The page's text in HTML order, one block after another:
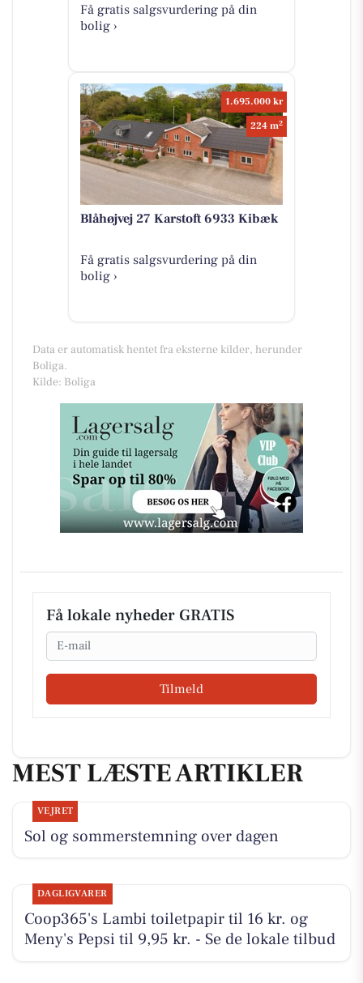
Få gratis salgsvurdering på din
bolig ›
1.695.000 kr
224 m2
Blåhøjvej 27 Karstoft 6933 Kibæk
Få gratis salgsvurdering på din
bolig ›
Data er automatisk hentet fra eksterne kilder, herunder
Boliga.
Kilde: Boliga
Få lokale nyheder GRATIS
Email
Tilmeld
MEST LÆSTE ARTIKLER
VEJRET
Sol og sommerstemning over dagen
DAGLIGVARER
Coop365's Lambi toiletpapir til 16 kr. og
Meny's Pepsi til 9,95 kr. - Se de lokale tilbud